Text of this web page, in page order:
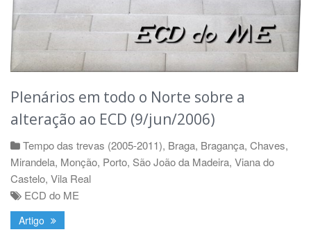
Plenários em todo o Norte sobre a
alteração ao ECD (9/jun/2006)
Tempo das trevas (2005-2011), Braga, Bragança, Chaves,
Mirandela, Monção, Porto, São João da Madeira, Viana do
Castelo, Vila Real
ECD do ME
Artigo